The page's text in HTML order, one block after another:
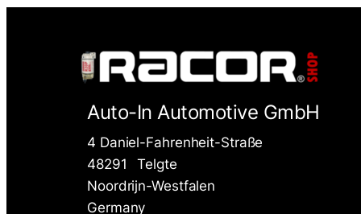
Auto-In Automotive GmbH
4 Daniel-Fahrenheit-Straße
48291
Telgte
Noordrijn-Westfalen
Germany